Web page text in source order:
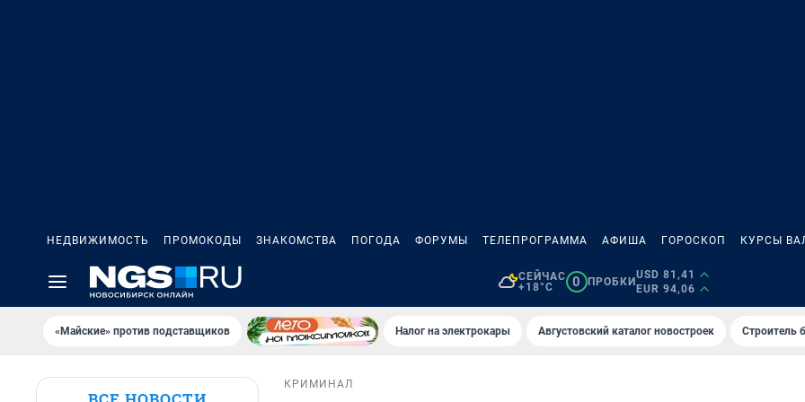
НЕДВИЖИМОСТЬ ПРОМОКОДЫ ЗНАКОМСТВА ПОГОДА ФОРУМЫ ТЕЛЕПРОГРАММА АФИША ГОРОСКОП КУРСЫ
СЕЙЧАС
+18°C
0 ПРОБКИ
USD 81,41
EUR 94,06
«Майские» против подставщиков Налог на электрокары Августовский каталог новостроек Строитель
КРИМИНАЛ